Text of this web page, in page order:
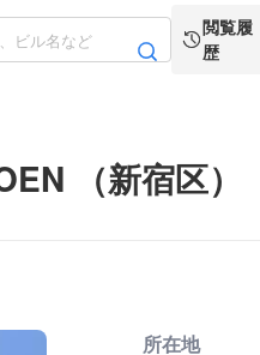
閲覧履
歴
（新宿区）
所在地